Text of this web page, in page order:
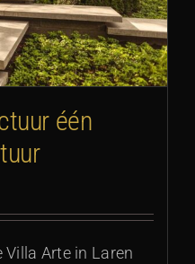
één
Arte in Laren